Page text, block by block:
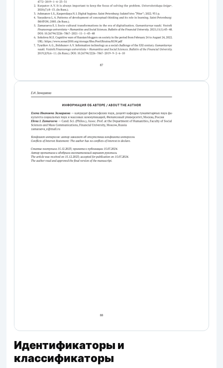
Идентификаторы и
классификаторы